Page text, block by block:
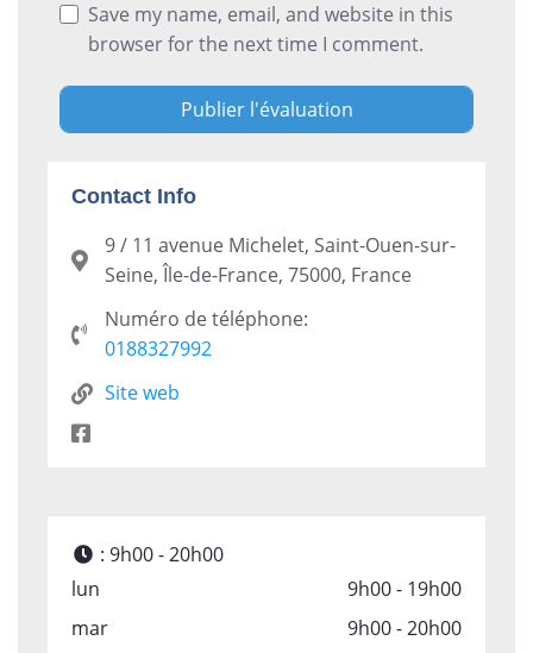
Save my name, email, and website in this
browser for the next time I comment.
Contact Info
9 / 11 avenue Michelet, Saint-Ouen-sur-
Seine, Île-de-France, 75000, France
Numéro de téléphone:
0188327992
Site web
: 9h00 - 20h00
lun
9h00 - 19h00
mar
9h00 - 20h00